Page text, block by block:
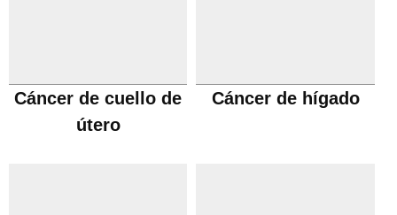
Cáncer de cuello de
útero
Cáncer de hígado